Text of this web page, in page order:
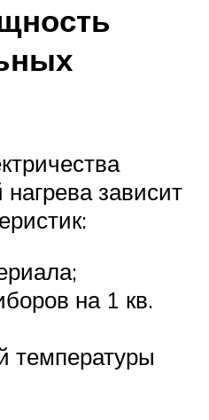
зависит
на 1 кв.
температуры